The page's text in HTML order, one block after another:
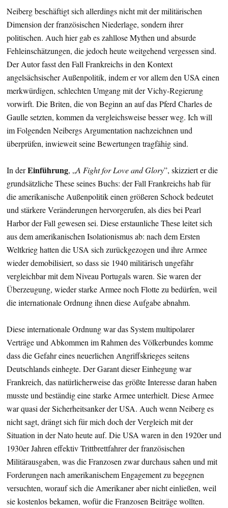
Neiberg beschäftigt sich allerdings nicht mit der militärischen
Dimension der französischen Niederlage, sondern ihrer
politischen. Auch hier gab es zahllose Mythen und absurde
Fehleinschätzungen, die jedoch heute weitgehend vergessen sind.
Der Autor fasst den Fall Frankreichs in den Kontext
angelsächsischer Außenpolitik, indem er vor allem den USA einen
merkwürdigen, schlechten Umgang mit der Vichy-Regierung
vorwirft. Die Briten, die von Beginn an auf das Pferd Charles de
Gaulle setzten, kommen da vergleichsweise besser weg. Ich will
im Folgenden Neibergs Argumentation nachzeichnen und
überprüfen, inwieweit seine Bewertungen tragfähig sind.
In derEinführung, „A Fight for Love and Glory”, skizziert er die
grundsätzliche These seines Buchs: der Fall Frankreichs hab für
die amerikanische Außenpolitik einen größeren Schock bedeutet
und stärkere Veränderungen hervorgerufen, als dies bei Pearl
Harbor der Fall gewesen sei. Diese erstaunliche These leitet sich
aus dem amerikanischen Isolationismus ab: nach dem Ersten
Weltkrieg hatten die USA sich zurückgezogen und ihre Armee
wieder demobilisiert, so dass sie 1940 militärisch ungefähr
vergleichbar mit dem Niveau Portugals waren. Sie waren der
Überzeugung, wieder starke Armee noch Flotte zu bedürfen, weil
die internationale Ordnung ihnen diese Aufgabe abnahm.
Diese internationale Ordnung war das System multipolarer
Verträge und Abkommen im Rahmen des Völkerbundes komme
dass die Gefahr eines neuerlichen Angriffskrieges seitens
Deutschlands einhegte. Der Garant dieser Einhegung war
Frankreich, das natürlicherweise das größte Interesse daran haben
musste und beständig eine starke Armee unterhielt. Diese Armee
war quasi der Sicherheitsanker der USA. Auch wenn Neiberg es
nicht sagt, drängt sich für mich doch der Vergleich mit der
Situation in der Nato heute auf. Die USA waren in den 1920er und
1930er Jahren effektiv Trittbrettfahrer der französischen
Militärausgaben, was die Franzosen zwar durchaus sahen und mit
Forderungen nach amerikanischem Engagement zu begegnen
versuchten, worauf sich die Amerikaner aber nicht einließen, weil
sie kostenlos bekamen, wofür die Franzosen Beiträge wollten.